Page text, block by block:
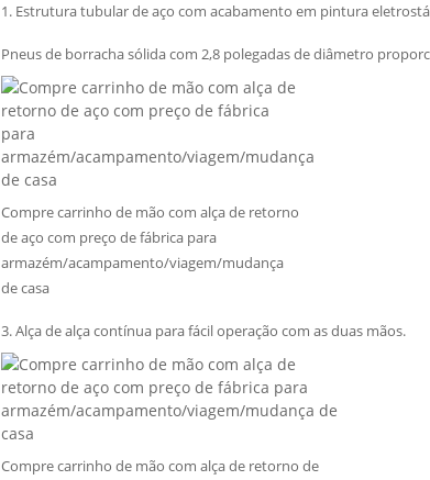
1. Estrutura tubular de aço com acabamento em pintura
Pneus de borracha sólida com 2,8 polegadas de diâmetro
Compre carrinho de mão com alça de retorno
de aço com preço de fábrica para
armazém/acampamento/viagem/mudança
de casa
3. Alça de alça contínua para fácil operação com as duas mãos.
Compre carrinho de mão com alça de retorno de